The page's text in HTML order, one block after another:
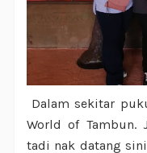
Dalam sekitar
World of Tambun.
tadi nak datang